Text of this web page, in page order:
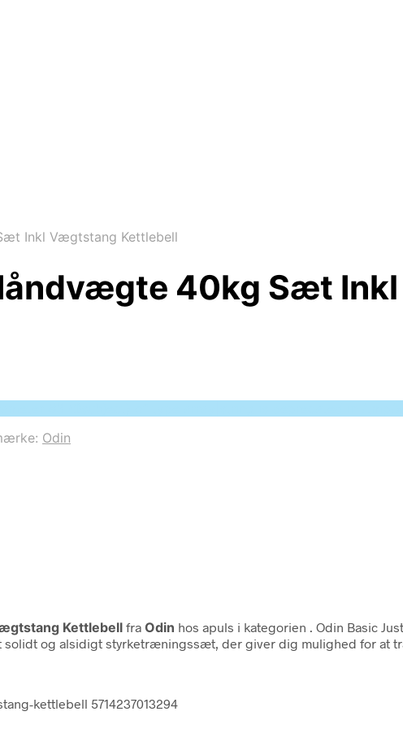
Inkl Vægtstang Kettlebell
40kg Sæt
Odin
Kettlebell fra Odin hos apuls i kategorien
. Odin Basic
solidt og alsidigt styrketræningssæt, der giver dig mulighed for at
kettlebell 5714237013294